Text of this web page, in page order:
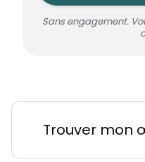
Sans engagement.
Trouver mon